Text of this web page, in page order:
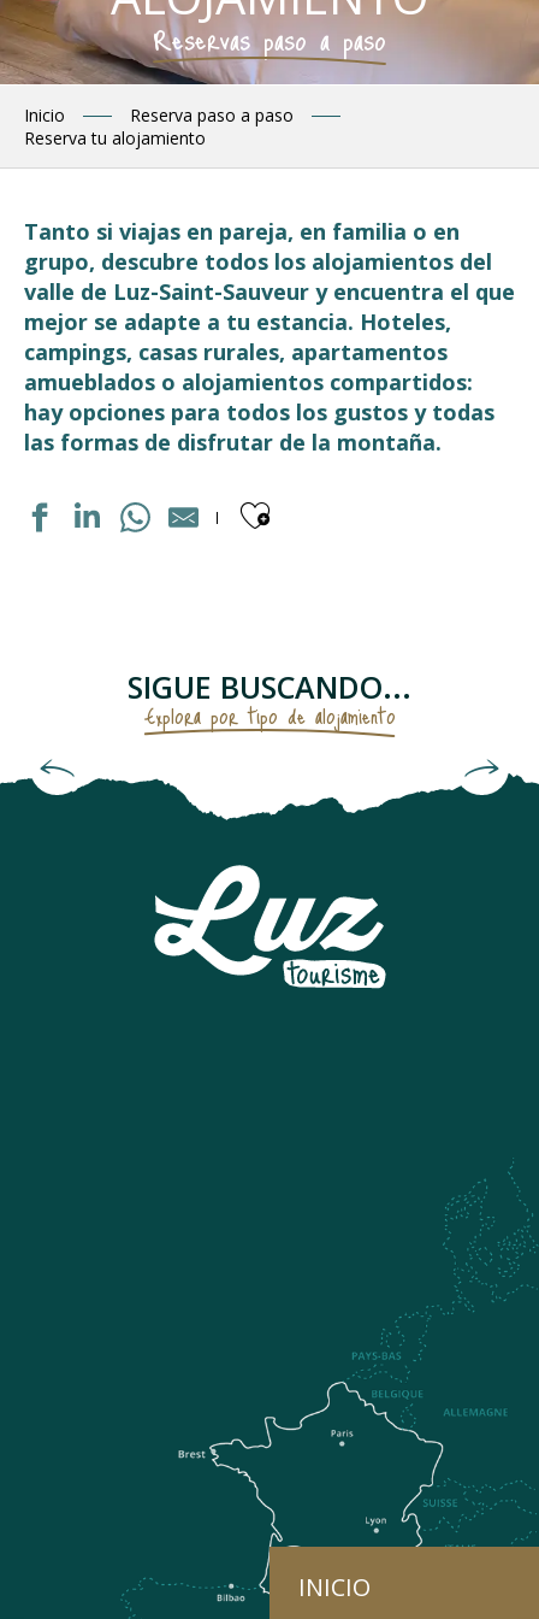
INICIO
Reservas paso a paso
Inicio
Reserva paso a paso
Reserva tu alojamiento
Tanto si viajas en pareja, en familia o en
grupo, descubre todos los alojamientos del
valle de Luz-Saint-Sauveur y encuentra el que
mejor se adapte a tu estancia. Hoteles,
campings, casas rurales, apartamentos
amueblados o alojamientos compartidos:
hay opciones para todos los gustos y todas
las formas de disfrutar de la montaña.
Ajouter aux
RESIDENCE LUZÉA
APPARTEMENT
APPARTEMENT TEMPLIERS
LE TOY - CHALET DE PIERRE VUE PANORAMIQUE
MAISON LE BERGONS
APPARTEMENT DANS MAISON
CHALET TROUMOUSE
APPARTEMENT DANS RESIDENCE
SIGUE BUSCANDO...
Explora por tipo de alojamiento
Alojamientos amueblados y casas rurales